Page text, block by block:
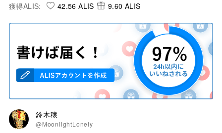
獲得ALIS: 42.56 ALIS 9.60 ALIS
鈴木穣
@MoonlightLoneiy